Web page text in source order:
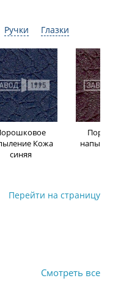
Ручки Глазки
Кожа
синяя
напыление
Перейти на страницу
Смотреть все